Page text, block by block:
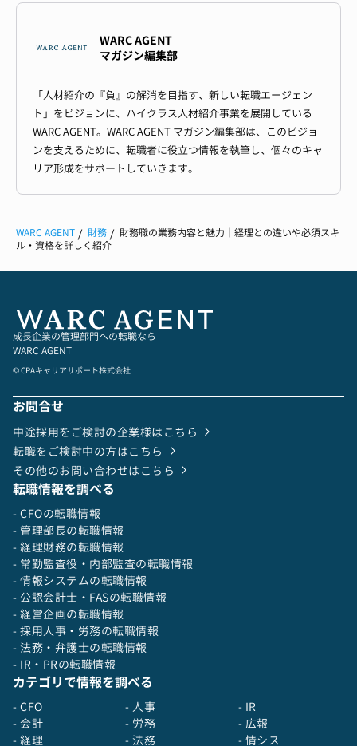
WARC AGENT
マガジン編集部
「人材紹介の『負』の解消を目指す、新しい転職エージェン
ト」をビジョンに、ハイクラス人材紹介事業を展開している
WARC AGENT。WARC AGENT マガジン編集部は、このビジョ
ンを支えるために、転職者に役立つ情報を執筆し、個々のキャ
リア形成をサポートしていきます。
WARC AGENT 財務
財務職の業務内容と魅力｜経理との違いや必須スキ
ル・資格を詳しく紹介
成長企業の管理部門への転職なら
WARC AGENT
© CPAキャリアサポート株式会社
お問合せ
中途採用をご検討の企業様はこちら
転職をご検討中の方はこちら
その他のお問い合わせはこちら
転職情報を調べる
- CFOの転職情報
- 管理部長の転職情報
- 経理財務の転職情報
- 常勤監査役・内部監査の転職情報
- 情報システムの転職情報
- 公認会計士・FASの転職情報
- 経営企画の転職情報
- 採用人事・労務の転職情報
- 法務・弁護士の転職情報
- IR・PRの転職情報
カテゴリで情報を調べる
- CFO
- 会計
- 経理
- 人事
- 労務
- 法務
- IR
- 広報
- 情シス